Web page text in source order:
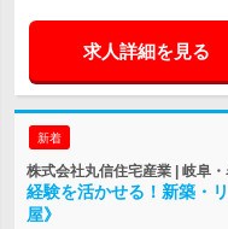
求人詳細を見る
新着
株式会社丸信住宅産業 | 岐阜
経験を活かせる！新築・
屋》